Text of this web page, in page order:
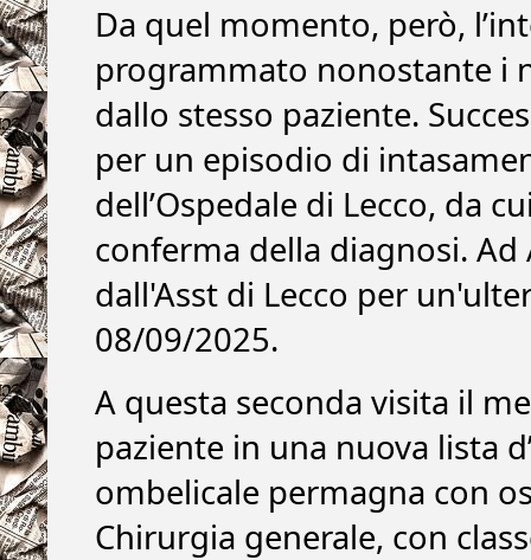
Da quel momento, però,
programmato nonostante i
dallo stesso paziente.
per un episodio di
dell’Ospedale di Lecco, da
conferma della diagnosi.
dall'Asst di Lecco per
08/09/2025.
A questa seconda visita il
paziente in una nuova lista
ombelicale permagna con
Chirurgia generale, con